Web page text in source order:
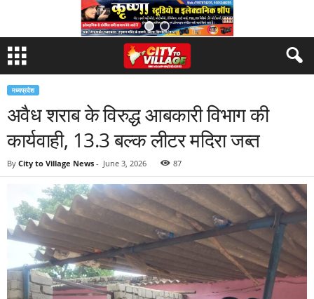
मध्यप्रदेश
अवैध शराब के विरुद्ध आबकारी विभाग की
कार्यवाही, 13.3 बल्क लीटर मदिरा जब्त
By City to Village News - June 3, 2026 87